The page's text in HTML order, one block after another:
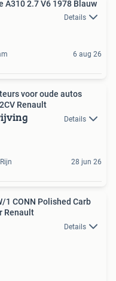
A310 2.7 V6 1978 Blauw
Details
6 aug 26
voor oude autos
Renault
Details
28 jun 26
Renault
Details